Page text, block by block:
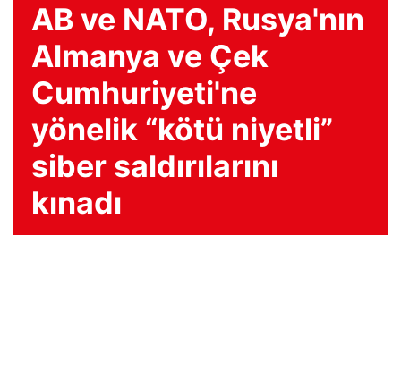
AB ve NATO, Rusya'nın
Almanya ve Çek
Cumhuriyeti'ne
yönelik “kötü niyetli”
siber saldırılarını
kınadı